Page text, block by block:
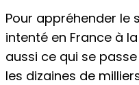
Pour appréhender le
intenté en France à
aussi ce qui se
les dizaines de